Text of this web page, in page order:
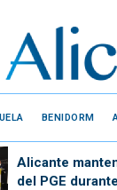
BENIDORM
Alicante
del PGE